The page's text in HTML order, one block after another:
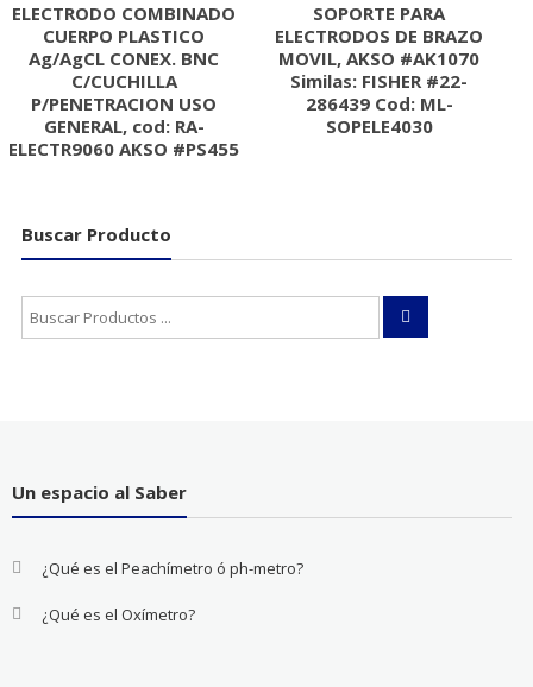
ELECTRODO COMBINADO
CUERPO PLASTICO
Ag/AgCL CONEX. BNC
C/CUCHILLA
P/PENETRACION USO
GENERAL, cod: RA-
ELECTR9060 AKSO #PS455
SOPORTE PARA
ELECTRODOS DE BRAZO
MOVIL, AKSO #AK1070
Similas: FISHER #22-
286439 Cod: ML-
SOPELE4030
Buscar Producto
Buscar:
Un espacio al Saber
¿Qué es el Peachímetro ó ph-metro?
¿Qué es el Oxímetro?